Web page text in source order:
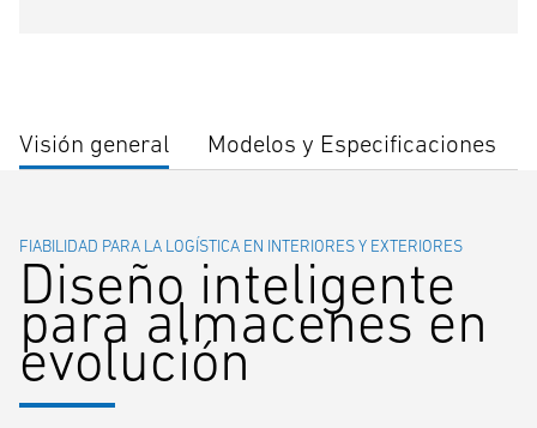
Visión general Modelos y Especificaciones
FIABILIDAD PARA LA LOGÍSTICA EN INTERIORES Y EXTERIORES
Diseño inteligente
para almacenes en
evolución